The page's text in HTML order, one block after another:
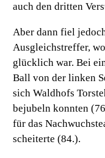
auch den dritten
Aber dann fiel
Ausgleichstreffer,
glücklich war. Bei
Ball von der linken
sich Waldhofs
bejubeln konnten
für das
scheiterte (84.).